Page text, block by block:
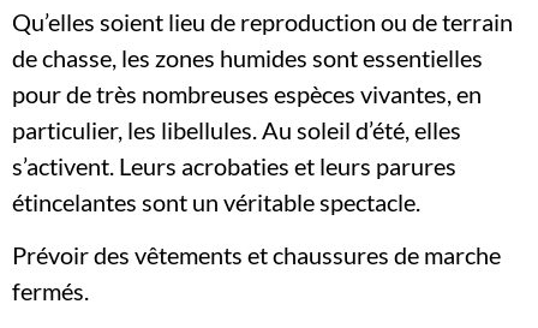
Qu’elles soient lieu de reproduction ou de terrain
de chasse, les zones humides sont essentielles
pour de très nombreuses espèces vivantes, en
particulier, les libellules. Au soleil d’été, elles
s’activent. Leurs acrobaties et leurs parures
étincelantes sont un véritable spectacle.
Prévoir des vêtements et chaussures de marche
fermés.